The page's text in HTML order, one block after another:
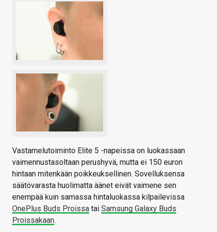
Vastamelutoiminto Elite 5 -napeissa on luokassaan
vaimennustasoltaan perushyvä, mutta ei 150 euron
hintaan mitenkään poikkeuksellinen. Sovelluksensa
säätövarasta huolimatta äänet eivät vaimene sen
enempää kuin samassa hintaluokassa kilpailevissa
OnePlus Buds Proissa tai Samsung Galaxy Buds
Proissakaan.